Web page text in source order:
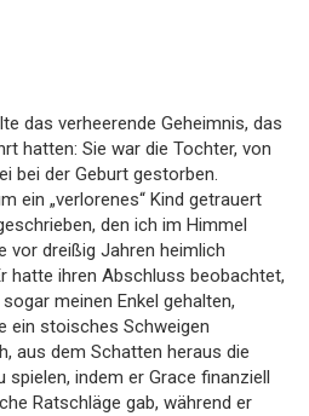
das verheerende Geheimnis, das
hatten: Sie war die Tochter, von
bei der Geburt gestorben.
ein „verlorenes“ Kind getrauert
den ich im Himmel
vor dreißig Jahren heimlich
hatte ihren Abschluss beobachtet,
meinen Enkel gehalten,
ein stoisches Schweigen
aus dem Schatten heraus die
indem er Grace finanziell
Ratschläge gab, während er